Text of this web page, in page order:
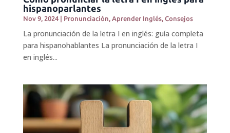
hispanoparlantes
Nov 9, 2024| Pronunciación Aprender Inglés, Consejos
La pronunciación de la letra I en inglés: guía completa
para hispanohablantes La pronunciación de la letra I
en inglés...